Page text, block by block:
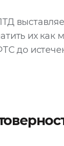
их как
до